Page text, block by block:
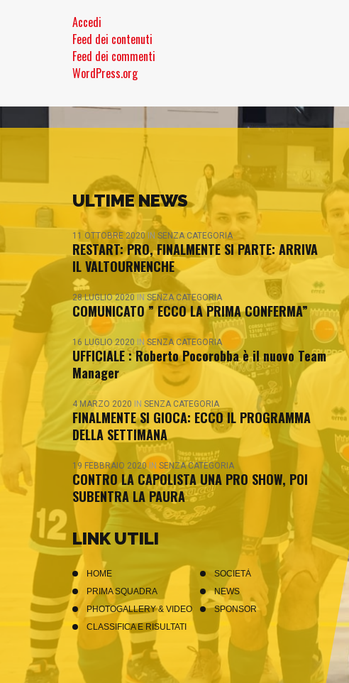
Accedi
Feed dei contenuti
Feed dei commenti
WordPress.org
ULTIME NEWS
11 OTTOBRE 2020 IN SENZA CATEGORIA
RESTART: PRO, FINALMENTE SI PARTE: ARRIVA
IL VALTOURNENCHE
28 LUGLIO 2020 IN SENZA CATEGORIA
COMUNICATO ” ECCO LA PRIMA CONFERMA”
16 LUGLIO 2020 IN SENZA CATEGORIA
UFFICIALE : Roberto Pocorobba è il nuovo Team
Manager
4 MARZO 2020 IN SENZA CATEGORIA
FINALMENTE SI GIOCA: ECCO IL PROGRAMMA
DELLA SETTIMANA
19 FEBBRAIO 2020 IN SENZA CATEGORIA
CONTRO LA CAPOLISTA UNA PRO SHOW, POI
SUBENTRA LA PAURA
LINK UTILI
HOME
SOCIETÀ
PRIMA SQUADRA
NEWS
PHOTOGALLERY & VIDEO
SPONSOR
CLASSIFICA E RISULTATI